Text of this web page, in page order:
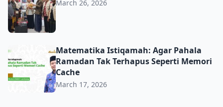
March 26, 2026
Matematika Istiqamah: Agar Pahala Ramadan Tak
Matematika Istiqamah: Agar Pahala
Ramadan Tak Terhapus Seperti Memori
Cache
March 17, 2026